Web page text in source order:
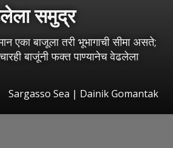
समुद्र
एका बाजूला तरी भूभागाची सीमा असते;
बाजूंनी फक्त पाण्यानेच वेढलेला
Sargasso Sea | Dainik Gomantak